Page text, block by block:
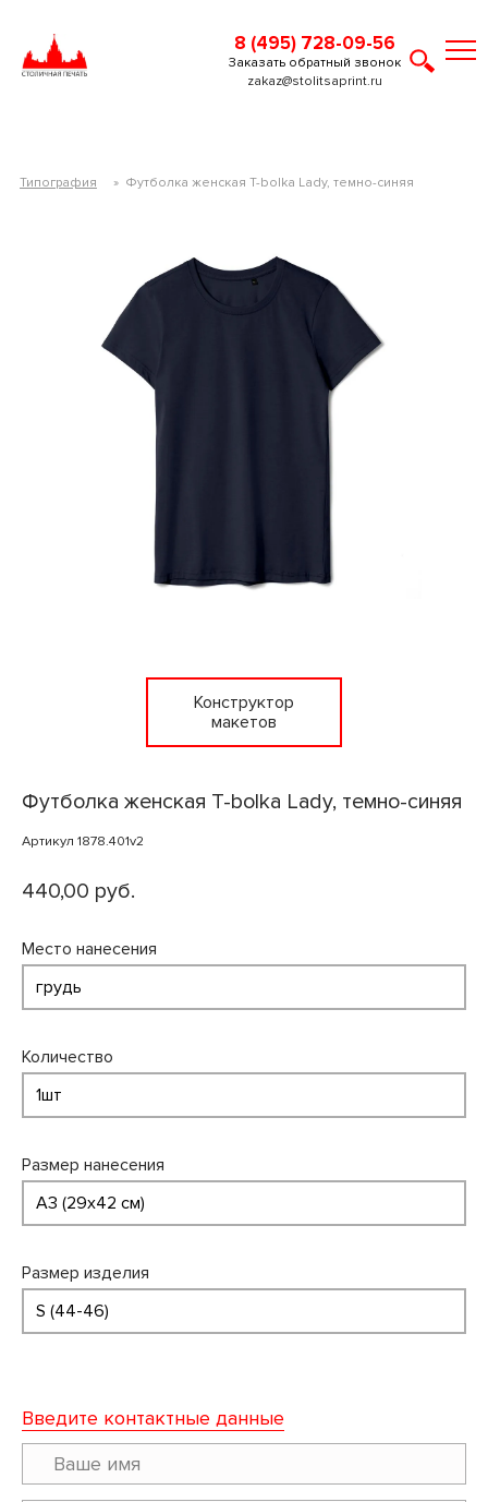
8 (495) 728-09-56
zakaz@stolitsaprint.ru
Заказать обратный звонок
Типография » Футболка женская T-bolka Lady, темно-синяя
Конструктор
макетов
Футболка женская T-bolka Lady, темно-синяя
Артикул 1878.401v2
440,00 руб.
Место нанесения
Количество
Размер нанесения
Размер изделия
Введите контактные данные